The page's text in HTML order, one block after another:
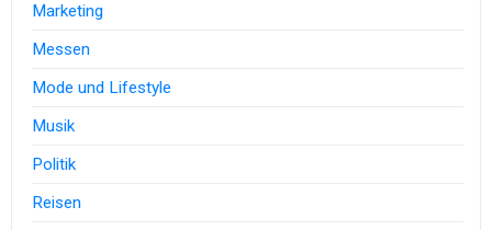
Marketing
Messen
Mode und Lifestyle
Musik
Politik
Reisen